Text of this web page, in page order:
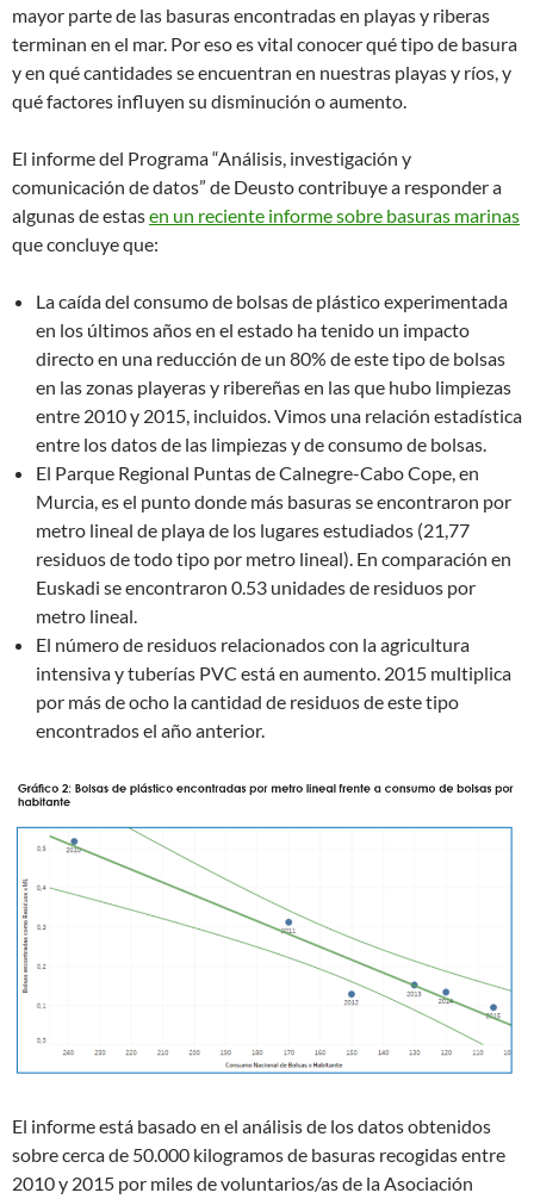
mayor parte de las basuras encontradas en playas y riberas
terminan en el mar. Por eso es vital conocer qué tipo de basura
y en qué cantidades se encuentran en nuestras playas y ríos, y
qué factores influyen su disminución o aumento.
El informe del Programa “Análisis, investigación y
comunicación de datos” de Deusto contribuye a responder a
algunas de estasen un reciente informe sobre basuras marinas
que concluye que:
La caída del consumo de bolsas de plástico experimentada
en los últimos años en el estado ha tenido un impacto
directo en una reducción de un 80% de este tipo de bolsas
en las zonas playeras y ribereñas en las que hubo limpiezas
entre 2010 y 2015, incluidos. Vimos una relación estadística
entre los datos de las limpiezas y de consumo de bolsas.
El Parque Regional Puntas de Calnegre-Cabo Cope, en
Murcia, es el punto donde más basuras se encontraron por
metro lineal de playa de los lugares estudiados (21,77
residuos de todo tipo por metro lineal). En comparación en
Euskadi se encontraron 0.53 unidades de residuos por
metro lineal.
El número de residuos relacionados con la agricultura
intensiva y tuberías PVC está en aumento. 2015 multiplica
por más de ocho la cantidad de residuos de este tipo
encontrados el año anterior.
El informe está basado en el análisis de los datos obtenidos
sobre cerca de 50.000 kilogramos de basuras recogidas entre
2010 y 2015 por miles de voluntarios/as de la Asociación